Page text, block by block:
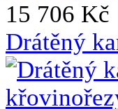
15 706 Kč
Drátěný